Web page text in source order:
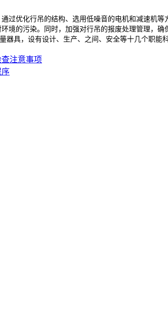
过优化行吊的结构、选用低噪音的电机和减速机等
境的污染。同时，加强对行吊的报废处理管理，
器具，设有设计、生产、之间、安全等十几个职能
注意事项
序